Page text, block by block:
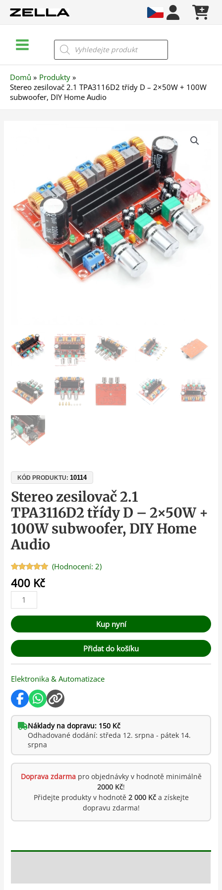
Menu
Products
search
Domů
Produkty
Stereo zesilovač 2.1 TPA3116D2 třídy D – 2×50W + 100W
subwoofer, DIY Home Audio
KÓD PRODUKTU:10114
Stereo zesilovač 2.1
TPA3116D2 třídy D – 2×50W +
100W subwoofer, DIY Home
Audio
Hodnoceno
5.00z 5 na
základě
2
hodnocení
zákazníků
(Hodnocení:2)
400 Kč
2×50W
subwoofer,
Kup nyní
Přidat do košíku
Elektronika & Automatizace
Náklady na dopravu: 150 Kč
Odhadované dodání: středa 12. srpna - pátek 14.
srpna
Doprava zdarmapro objednávky v hodnotě minimálně
2000 Kč!
Přidejte produkty v hodnotě 2 000 Kča získejte
dopravu zdarma!